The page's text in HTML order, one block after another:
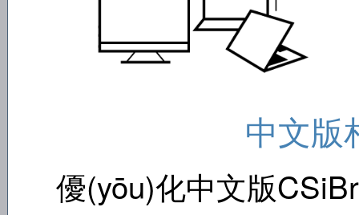
中文版
優(yōu)化中文版